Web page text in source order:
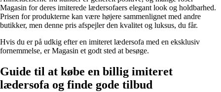
Magasin for deres imiterede lædersofaers elegant look og holdbarhed.
Prisen for produkterne kan være højere sammenlignet med andre
butikker, men denne pris afspejler den kvalitet og luksus, du får.
Hvis du er på udkig efter en imiteret lædersofa med en eksklusiv
fornemmelse, er Magasin et godt sted at besøge.
Guide til at købe en billig imiteret
lædersofa og finde gode tilbud